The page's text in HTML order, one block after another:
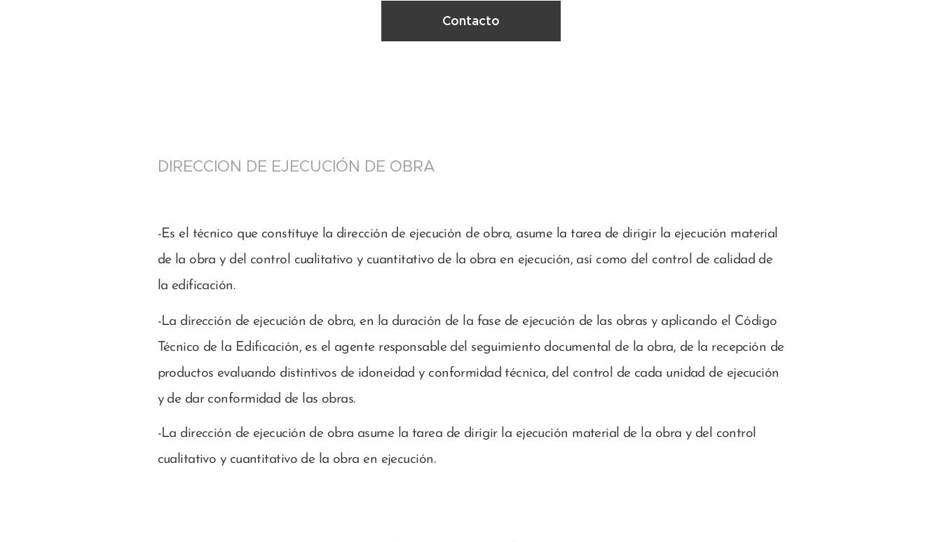
Contacto
DIRECCION DE EJECUCIÓN DE OBRA
-Es el técnico que constituye la dirección de ejecución de obra, asume la tarea de dirigir la ejecución material
de la obra y del control cualitativo y cuantitativo de la obra en ejecución, así como del control de calidad de
la edificación.
-La dirección de ejecución de obra, en la duración de la fase de ejecución de las obras y aplicando el Código
Técnico de la Edificación, es el agente responsable del seguimiento documental de la obra, de la recepción de
productos evaluando distintivos de idoneidad y conformidad técnica, del control de cada unidad de ejecución
y de dar conformidad de las obras.
-La dirección de ejecución de obra asume la tarea de dirigir la ejecución material de la obra y del control
cualitativo y cuantitativo de la obra en ejecución.